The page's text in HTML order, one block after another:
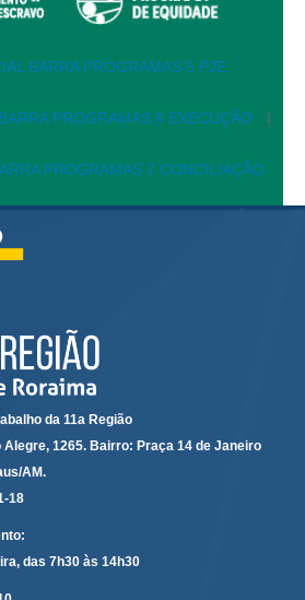
Socioambiental
de Acessibilidade e Inclusão
Seguro
Saúde
(Atermação)
Interior de Roraima
Verbal
|
da 11a Região
Alegre, 1265. Bairro: Praça 14 de Janeiro
AM.
18
das 7h30 às 14h30